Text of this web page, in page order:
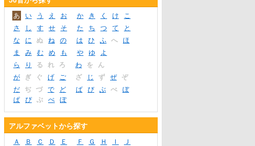
あ い う え お か き く け
こ
さ
し す せ そ た ち つ て
と
な
に ぬ ね の は ひ ふ へ
ほ
ま
み む め も や ゆ
よ
ら
り る れ ろ わ を
ん
が
ぎ ぐ げ ご ざ じ ず ぜ
ぞ
だ
ぢ づ で ど ば び ぶ べ
ぼ
ぱ
ぴ ぷ ぺ ぽ
アルファベットから探す
Ａ Ｂ Ｃ Ｄ Ｅ Ｆ Ｇ Ｈ Ｉ
Ｊ